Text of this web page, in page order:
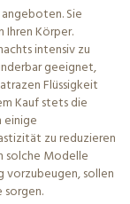
Sie
Körper.
intensiv zu
geeignet,
Flüssigkeit
Kauf stets die
einige
zu reduzieren
solche Modelle
vorzubeugen, sollen
sorgen.